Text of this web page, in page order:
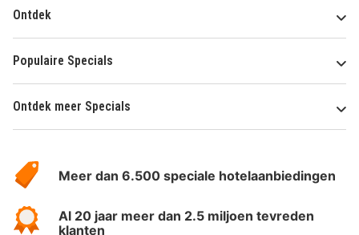
Ontdek
Populaire Specials
Ontdek meer Specials
HotelSpecials
Meer dan 6.500 speciale hotelaanbiedingen
Al 20 jaar meer dan 2.5 miljoen tevreden
klanten